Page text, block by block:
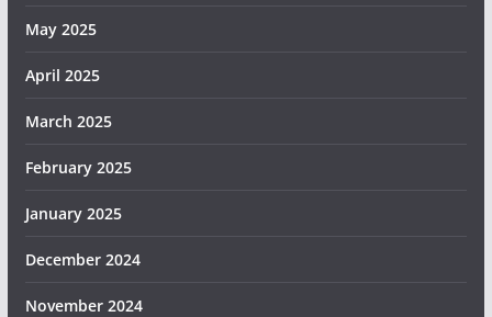
May 2025
April 2025
March 2025
February 2025
January 2025
December 2024
November 2024